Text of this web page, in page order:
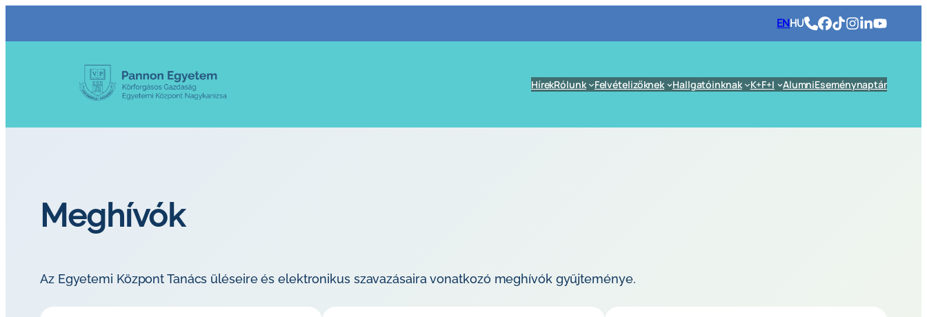
ENHU
HírekRólunk Felvételizőknek Hallgatóinknak K+F+I AlumniEseménynaptár
Meghívók
Az Egyetemi Központ Tanács üléseire és elektronikus szavazásaira vonatkozó meghívók gyűjteménye.